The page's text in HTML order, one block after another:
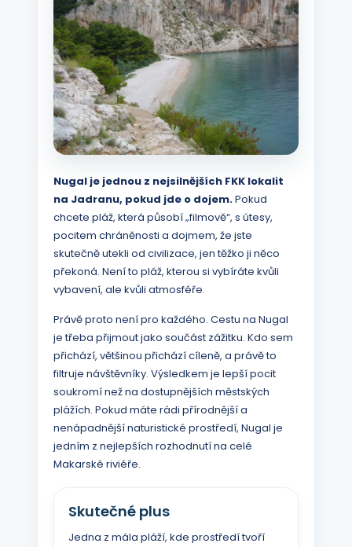
Nugal je jednou z nejsilnějších FKK lokalit
na Jadranu, pokud jde o dojem.Pokud
chcete pláž, která působí „filmově“, s útesy,
pocitem chráněnosti a dojmem, že jste
skutečně utekli od civilizace, jen těžko ji něco
překoná. Není to pláž, kterou si vybíráte kvůli
vybavení, ale kvůli atmosféře.
Právě proto není pro každého. Cestu na Nugal
je třeba přijmout jako součást zážitku. Kdo sem
přichází, většinou přichází cíleně, a právě to
filtruje návštěvníky. Výsledkem je lepší pocit
soukromí než na dostupnějších městských
plážích. Pokud máte rádi přírodnější a
nenápadnější naturistické prostředí, Nugal je
jedním z nejlepších rozhodnutí na celé
Makarské riviéře.
Skutečné plus
Jedna z mála pláží, kde prostředí tvoří